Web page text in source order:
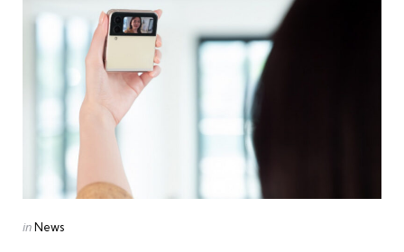
Posted
inNews